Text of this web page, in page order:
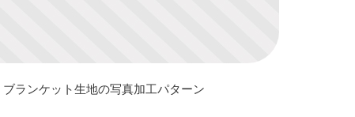
ランケット生地の写真加工パターン